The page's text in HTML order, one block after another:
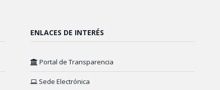
ENLACES DE INTERÉS
Portal de Transparencia
Sede Electrónica